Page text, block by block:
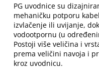
PG uvodnice su
mehaničku potporu
izvlačenje ili uvijanje,
vodootpornu (u
Postoji više veličina i
prema veličini navoja i
kroz uvodnicu.